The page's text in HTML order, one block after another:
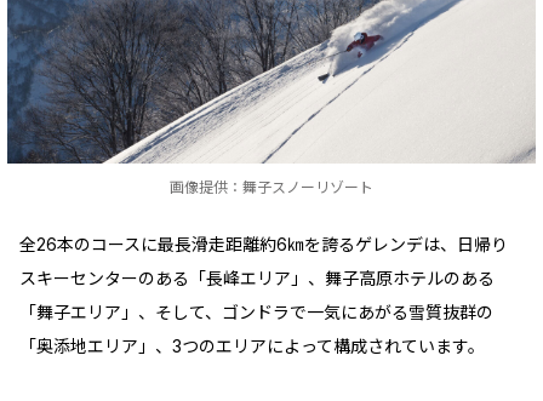
画像提供：舞子スノーリゾート
全26本のコースに最長滑走距離約6㎞を誇るゲレンデは、日帰り
スキーセンターのある「長峰エリア」、舞子高原ホテルのある
「舞子エリア」、そして、ゴンドラで一気にあがる雪質抜群の
「奥添地エリア」、3つのエリアによって構成されています。